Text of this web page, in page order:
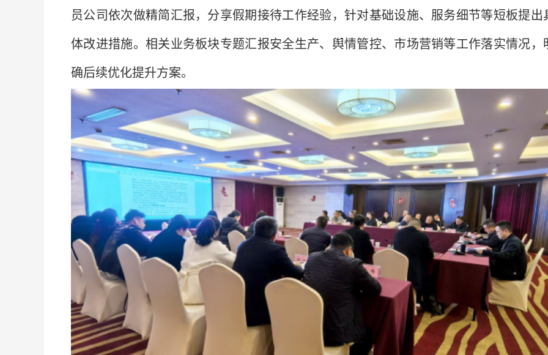
员公司依次做精简汇报，分享假期接待工作经验，针对基础设施、服务细节等短板提出
体改进措施。相关业务板块专题汇报安全生产、舆情管控、市场营销等工作落实情况，
确后续优化提升方案。